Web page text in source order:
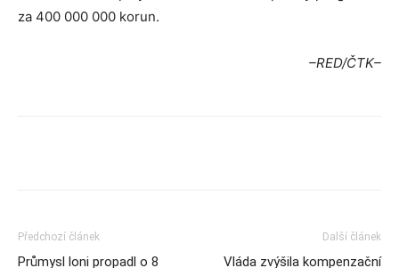
za 400 000 000 korun.
–RED/ČTK–
Předchozí článek
Průmysl loni propadl o 8
Další článek
Vláda zvýšila kompenzační